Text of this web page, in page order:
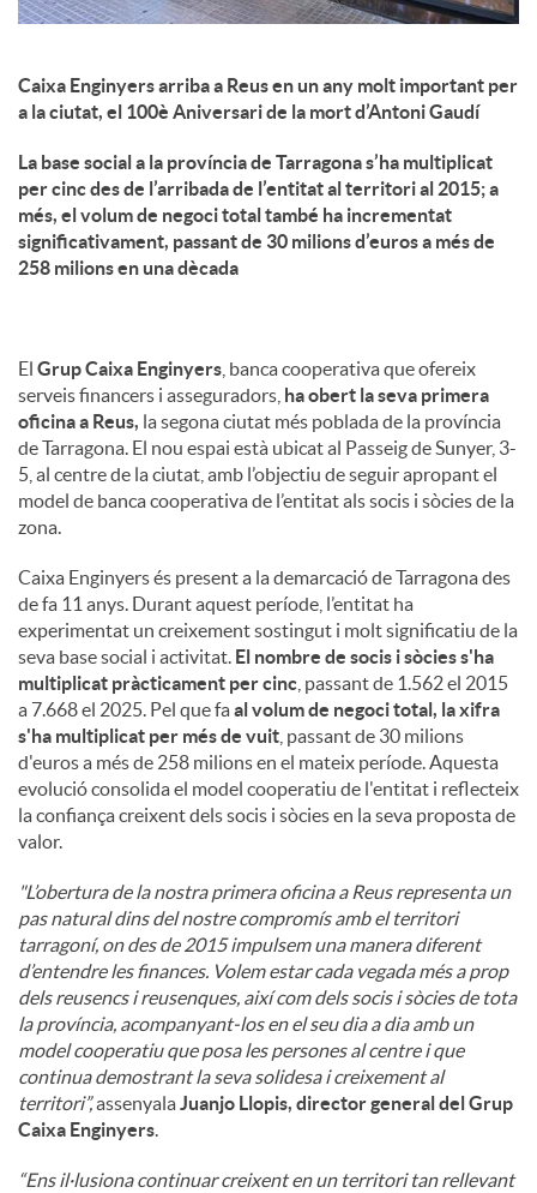
Caixa Enginyers arriba a Reus en un any molt important per
a la ciutat, el 100è Aniversari de la mort d’Antoni Gaudí
La base social a la província de Tarragona s’ha multiplicat
per cinc des de l’arribada de l’entitat al territori al 2015; a
més, el volum de negoci total també ha incrementat
significativament, passant de 30 milions d’euros a més de
258 milions en una dècada
El Grup Caixa Enginyers , banca cooperativa que ofereix
serveis financers i asseguradors, ha obert la seva primera
oficina a Reus, la segona ciutat més poblada de la província
de Tarragona. El nou espai està ubicat al Passeig de Sunyer, 3-
5, al centre de la ciutat, amb l’objectiu de seguir apropant el
model de banca cooperativa de l’entitat als socis i sòcies de la
zona.
Caixa Enginyers és present a la demarcació de Tarragona des
de fa 11 anys. Durant aquest període, l’entitat ha
experimentat un creixement sostingut i molt significatiu de la
seva base social i activitat. El nombre de socis i sòcies s'ha
multiplicat pràcticament per cinc , passant de 1.562 el 2015
a 7.668 el 2025. Pel que faal volum de negoci total, la xifra
s'ha multiplicat per més de vuit , passant de 30 milions
d'euros a més de 258 milions en el mateix període. Aquesta
evolució consolida el model cooperatiu de l'entitat i reflecteix
la confiança creixent dels socis i sòcies en la seva proposta de
valor.
"L’obertura de la nostra primera oficina a Reus representa un
pas natural dins del nostre compromís amb el territori
tarragoní, on des de 2015 impulsem una manera diferent
d’entendre les finances. Volem estar cada vegada més a prop
dels reusencs i reusenques, així com dels socis i sòcies de tota
la província, acompanyant-los en el seu dia a dia amb un
model cooperatiu que posa les persones al centre i que
continua demostrant la seva solidesa i creixement al
territori”,assenyalaJuanjo Llopis, director general del Grup
Caixa Enginyers.
“Ens il·lusiona continuar creixent en un territori tan rellevant